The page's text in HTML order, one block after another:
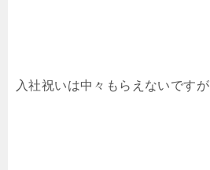
入社祝いは中々もらえないですが